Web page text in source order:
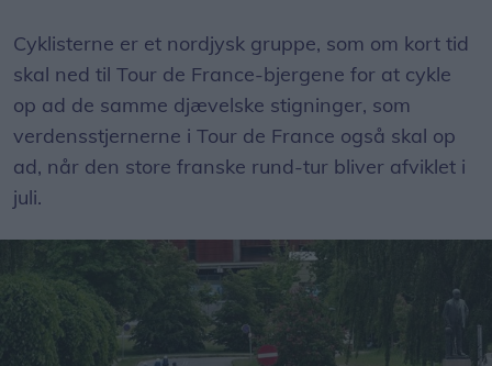
Cyklisterne er et nordjysk gruppe, som om kort tid
skal ned til Tour de France-bjergene for at cykle
op ad de samme djævelske stigninger, som
verdensstjernerne i Tour de France også skal op
ad, når den store franske rund-tur bliver afviklet i
juli.